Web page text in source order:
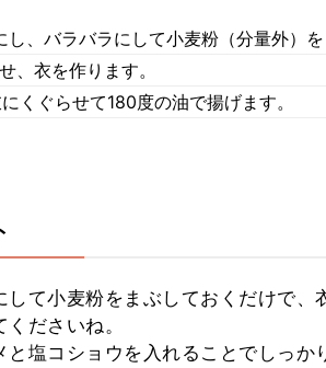
し、バラバラにして小麦粉（分量外）を
、衣を作ります。
くぐらせて180度の油で揚げます。
して小麦粉をまぶしておくだけで、
ださいね。
と塩コショウを入れることでしっか